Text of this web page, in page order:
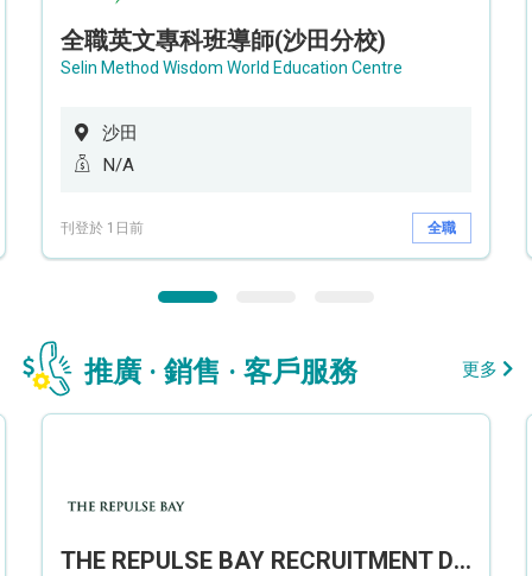
全職英文專科班導師(沙田分校)
Selin Method Wisdom World Education Centre
沙田
N/A
刊登於 1日前 全職
推廣 · 銷售 · 客戶服務 更多
THE REPULSE BAY RECRUITMENT DAY 淺水灣影灣園人才招聘會